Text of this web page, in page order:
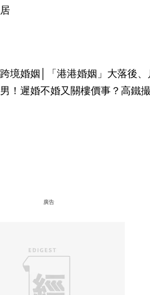
居
跨境婚姻│「港港婚姻」大落後
男！遲婚不婚又關樓價事？高鐵
廣告